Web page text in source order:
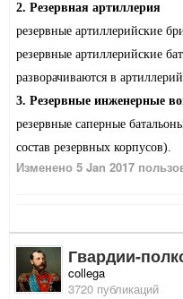
2. Резервная артиллерия
резервные артиллерийские
резервные артиллерийские
разворачиваются в
3. Резервные инженерные
резервные саперные
состав резервных корпусов).
Изменено 5 Jan 2017
Гвардии-
collega
3720 публикаций